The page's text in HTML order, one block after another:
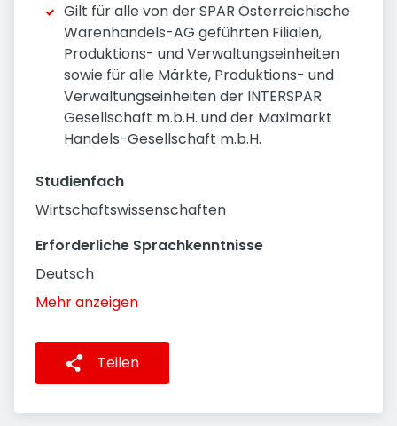
Gilt für alle von der SPAR Österreichische
Warenhandels-AG geführten Filialen,
Produktions- und Verwaltungseinheiten
sowie für alle Märkte, Produktions- und
Verwaltungseinheiten der INTERSPAR
Gesellschaft m.b.H. und der Maximarkt
Handels-Gesellschaft m.b.H.
Studienfach
Wirtschaftswissenschaften
Erforderliche Sprachkenntnisse
Deutsch
Mehr anzeigen
Teilen